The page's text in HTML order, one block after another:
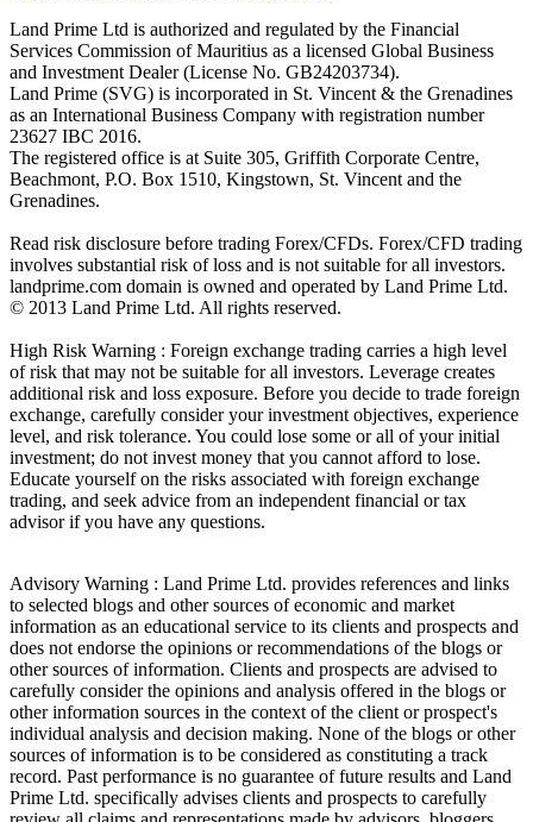
Land Prime Ltd is authorized and regulated by the Financial
Services Commission of Mauritius as a licensed Global Business
and Investment Dealer (License No. GB24203734).
Land Prime (SVG) is incorporated in St. Vincent & the Grenadines
as an International Business Company with registration number
23627 IBC 2016.
The registered office is at Suite 305, Griffith Corporate Centre,
Beachmont, P.O. Box 1510, Kingstown, St. Vincent and the
Grenadines.
Read risk disclosure before trading Forex/CFDs. Forex/CFD trading
involves substantial risk of loss and is not suitable for all investors.
landprime.com domain is owned and operated by Land Prime Ltd.
© 2013 Land Prime Ltd. All rights reserved.
High Risk Warning : Foreign exchange trading carries a high level
of risk that may not be suitable for all investors. Leverage creates
additional risk and loss exposure. Before you decide to trade foreign
exchange, carefully consider your investment objectives, experience
level, and risk tolerance. You could lose some or all of your initial
investment; do not invest money that you cannot afford to lose.
Educate yourself on the risks associated with foreign exchange
trading, and seek advice from an independent financial or tax
advisor if you have any questions.
Advisory Warning : Land Prime Ltd. provides references and links
to selected blogs and other sources of economic and market
information as an educational service to its clients and prospects and
does not endorse the opinions or recommendations of the blogs or
other sources of information. Clients and prospects are advised to
carefully consider the opinions and analysis offered in the blogs or
other information sources in the context of the client or prospect's
individual analysis and decision making. None of the blogs or other
sources of information is to be considered as constituting a track
record. Past performance is no guarantee of future results and Land
Prime Ltd. specifically advises clients and prospects to carefully